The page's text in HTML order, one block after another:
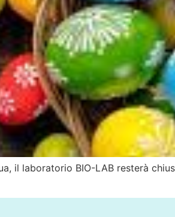
il laboratorio BIO-LAB resterà